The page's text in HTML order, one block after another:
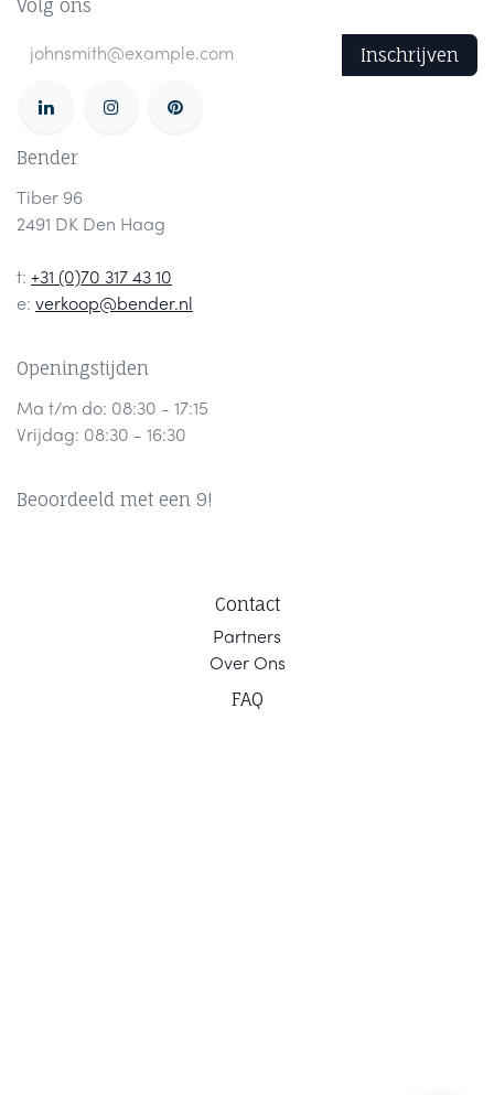
Volg ons
Inschrijven
Bender
Tiber 96
2491 DK Den Haag
t: +31 (0)70 317 43 10
e: verkoop@bender.nl
Openingstijden
Ma t/m do: 08:30 - 17:15
Vrijdag: 08:30 - 16:30
Beoordeeld met een 9!
Contact
Partners
Over Ons
FAQ